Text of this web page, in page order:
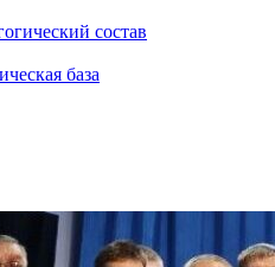
состав
база